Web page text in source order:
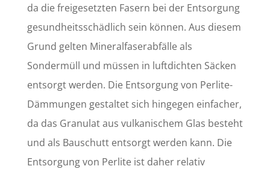
da die freigesetzten Fasern bei der Entsorgung
gesundheitsschädlich sein können. Aus diesem
Grund gelten Mineralfaserabfälle als
Sondermüll und müssen in luftdichten Säcken
entsorgt werden. Die Entsorgung von Perlite-
Dämmungen gestaltet sich hingegen einfacher,
da das Granulat aus vulkanischem Glas besteht
und als Bauschutt entsorgt werden kann. Die
Entsorgung von Perlite ist daher relativ